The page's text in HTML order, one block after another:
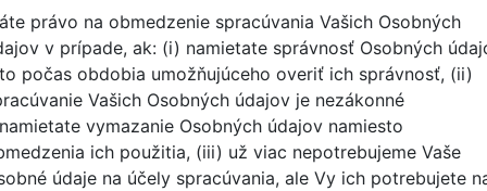
právo na obmedzenie spracúvania Vašich Osobných
v prípade, ak: (i) namietate správnosť Osobných
počas obdobia umožňujúceho overiť ich správnosť, (ii)
Vašich Osobných údajov je nezákonné
vymazanie Osobných údajov namiesto
ich použitia, (iii) už viac nepotrebujeme Vaše
údaje na účely spracúvania, ale Vy ich potrebujete